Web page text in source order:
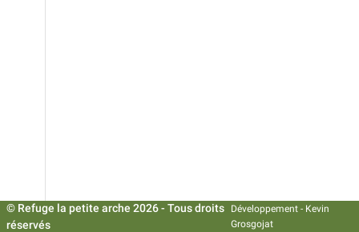
© Refuge la petite arche 2026- Tous droits
réservés
Développement - Kevin
Grosgojat